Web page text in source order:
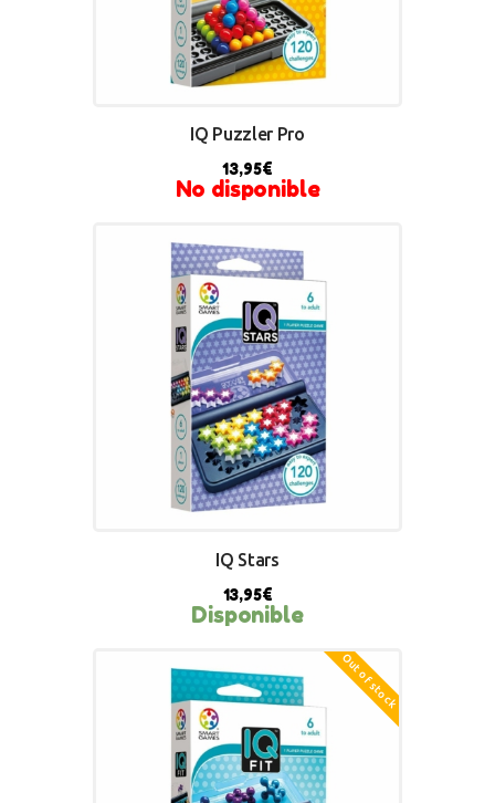
IQ Puzzler Pro
13,95€
No disponible
BUY NOW
IQ Stars
13,95€
Disponible
Out of stock